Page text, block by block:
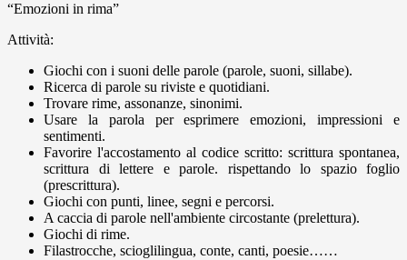
“Emozioni in rima”
Attività:
Giochi con i suoni delle parole (parole, suoni, sillabe).
Ricerca di parole su riviste e quotidiani.
Trovare rime, assonanze, sinonimi.
Usare la parola per esprimere emozioni, impressioni e
sentimenti.
Favorire l'accostamento al codice scritto: scrittura spontanea,
scrittura di lettere e parole. rispettando lo spazio foglio
(prescrittura).
Giochi con punti, linee, segni e percorsi.
A caccia di parole nell'ambiente circostante (prelettura).
Giochi di rime.
Filastrocche, scioglilingua, conte, canti, poesie……